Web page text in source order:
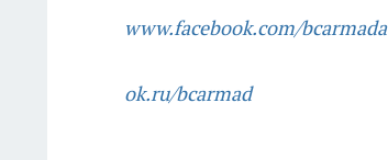
www.facebook.com/bcarmada
ok.ru/bcarmad